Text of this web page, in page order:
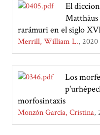
El
rarámuri en el siglo
Merrill, William L. 2020
Los
morfosintaxis
Monzón García, Cristina